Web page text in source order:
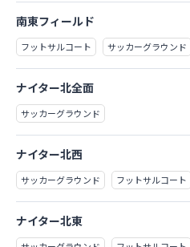
南東フィールド
フットサルコート サッカーグラウンド
ナイター北全面
サッカーグラウンド
ナイター北西
サッカーグラウンド フットサルコート
ナイター北東